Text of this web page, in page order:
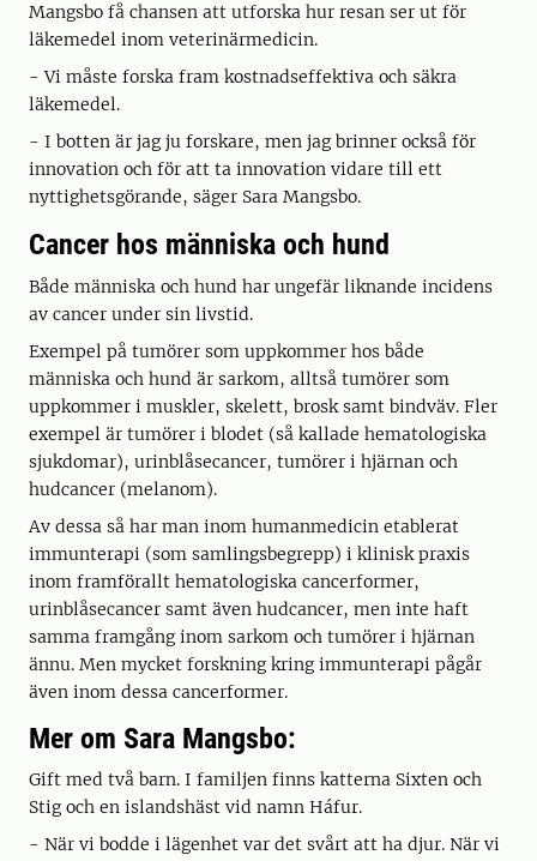
Mangsbo få chansen att utforska hur resan ser ut för
läkemedel inom veterinärmedicin.
- Vi måste forska fram kostnadseffektiva och säkra
läkemedel.
- I botten är jag ju forskare, men jag brinner också för
innovation och för att ta innovation vidare till ett
nyttighetsgörande, säger Sara Mangsbo.
Cancer hos människa och hund
Både människa och hund har ungefär liknande incidens
av cancer under sin livstid.
Exempel på tumörer som uppkommer hos både
människa och hund är sarkom, alltså tumörer som
uppkommer i muskler, skelett, brosk samt bindväv. Fler
exempel är tumörer i blodet (så kallade hematologiska
sjukdomar), urinblåsecancer, tumörer i hjärnan och
hudcancer (melanom).
Av dessa så har man inom humanmedicin etablerat
immunterapi (som samlingsbegrepp) i klinisk praxis
inom framförallt hematologiska cancerformer,
urinblåsecancer samt även hudcancer, men inte haft
samma framgång inom sarkom och tumörer i hjärnan
ännu. Men mycket forskning kring immunterapi pågår
även inom dessa cancerformer.
Mer om Sara Mangsbo:
Gift med två barn. I familjen finns katterna Sixten och
Stig och en islandshäst vid namn Háfur.
- När vi bodde i lägenhet var det svårt att ha djur. När vi